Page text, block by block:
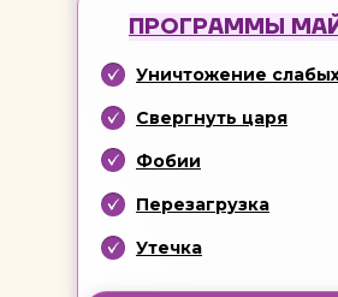
ПРОГРАММЫ
Уничтожение
Свергнуть царя
Фобии
Перезагрузка
Утечка